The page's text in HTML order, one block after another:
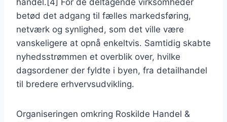
handel.[4] For de deltagende virksomheder
betød det adgang til fælles markedsføring,
netværk og synlighed, som det ville være
vanskeligere at opnå enkeltvis. Samtidig skabte
nyhedsstrømmen et overblik over, hvilke
dagsordener der fyldte i byen, fra detailhandel
til bredere erhvervsudvikling.
Organiseringen omkring Roskilde Handel &